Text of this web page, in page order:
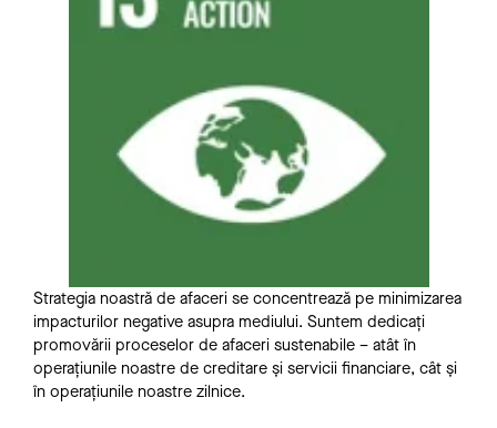
Strategia noastră de afaceri se concentrează pe minimizarea
impacturilor negative asupra mediului. Suntem dedicați
promovării proceselor de afaceri sustenabile – atât în
operațiunile noastre de creditare și servicii financiare, cât și
în operațiunile noastre zilnice.